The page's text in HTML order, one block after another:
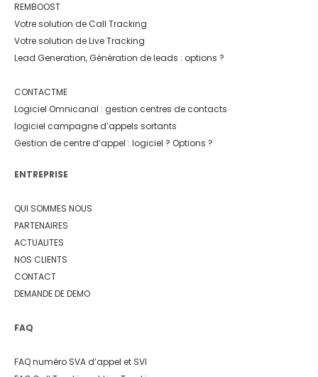
REMBOOST
Votre solution de Call Tracking
Votre solution de Live Tracking
Lead Generation, Génération de leads : options ?
CONTACTME
Logiciel Omnicanal : gestion centres de contacts
logiciel campagne d’appels sortants
Gestion de centre d’appel : logiciel ? Options ?
ENTREPRISE
QUI SOMMES NOUS
PARTENAIRES
ACTUALITES
NOS CLIENTS
CONTACT
DEMANDE DE DEMO
FAQ
FAQ numéro SVA d’appel et SVI